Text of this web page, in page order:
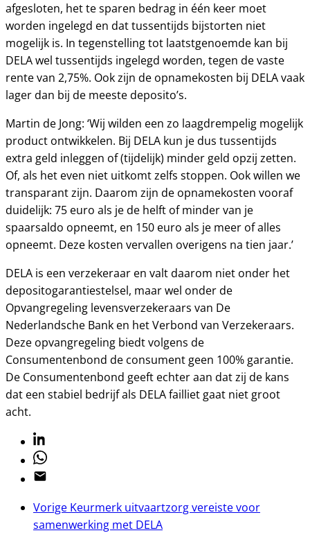
afgesloten, het te sparen bedrag in één keer moet
worden ingelegd en dat tussentijds bijstorten niet
mogelijk is. In tegenstelling tot laatstgenoemde kan bij
DELA wel tussentijds ingelegd worden, tegen de vaste
rente van 2,75%. Ook zijn de opnamekosten bij DELA vaak
lager dan bij de meeste deposito’s.
Martin de Jong: ‘Wij wilden een zo laagdrempelig mogelijk
product ontwikkelen. Bij DELA kun je dus tussentijds
extra geld inleggen of (tijdelijk) minder geld opzij zetten.
Of, als het even niet uitkomt zelfs stoppen. Ook willen we
transparant zijn. Daarom zijn de opnamekosten vooraf
duidelijk: 75 euro als je de helft of minder van je
spaarsaldo opneemt, en 150 euro als je meer of alles
opneemt. Deze kosten vervallen overigens na tien jaar.’
DELA is een verzekeraar en valt daarom niet onder het
depositogarantiestelsel, maar wel onder de
Opvangregeling levensverzekeraars van De
Nederlandsche Bank en het Verbond van Verzekeraars.
Deze opvangregeling biedt volgens de
Consumentenbond de consument geen 100% garantie.
De Consumentenbond geeft echter aan dat zij de kans
dat een stabiel bedrijf als DELA failliet gaat niet groot
acht.
Linkedin
Whatsapp
Email
Vorige Keurmerk uitvaartzorg vereiste voor
samenwerking met DELA